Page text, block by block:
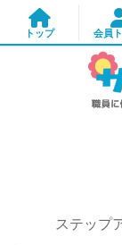
ステップ